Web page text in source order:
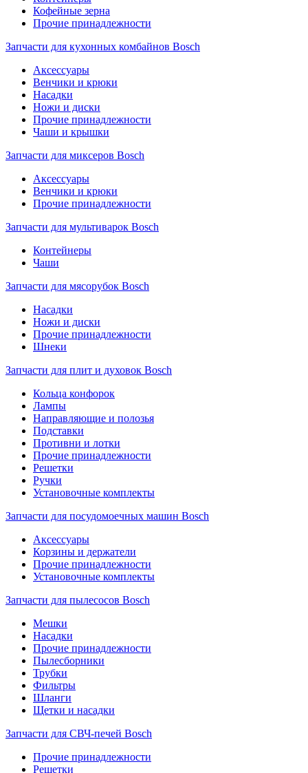
Кофейные зерна
Прочие принадлежности
Запчасти для кухонных комбайнов Bosch
Аксессуары
Венчики и крюки
Насадки
Ножи и диски
Прочие принадлежности
Чаши и крышки
Запчасти для миксеров Bosch
Аксессуары
Венчики и крюки
Прочие принадлежности
Запчасти для мультиварок Bosch
Контейнеры
Чаши
Запчасти для мясорубок Bosch
Насадки
Ножи и диски
Прочие принадлежности
Шнеки
Запчасти для плит и духовок Bosch
Кольца конфорок
Лампы
Направляющие и полозья
Подставки
Противни и лотки
Прочие принадлежности
Решетки
Ручки
Установочные комплекты
Запчасти для посудомоечных машин Bosch
Аксессуары
Корзины и держатели
Прочие принадлежности
Установочные комплекты
Запчасти для пылесосов Bosch
Мешки
Насадки
Прочие принадлежности
Пылесборники
Трубки
Фильтры
Шланги
Щетки и насадки
Запчасти для СВЧ-печей Bosch
Прочие принадлежности
Решетки